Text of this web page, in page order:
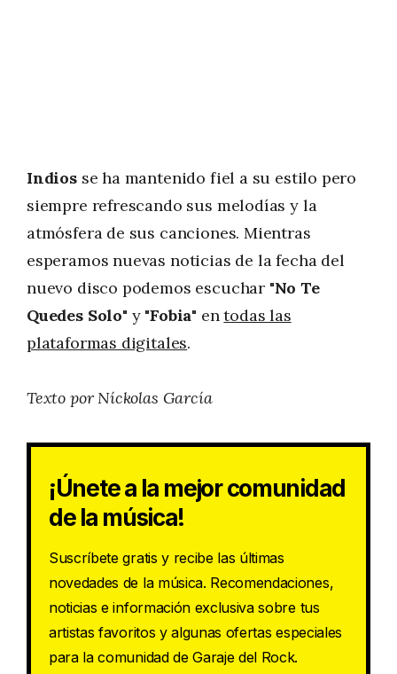
Indiosse ha mantenido fiel a su estilo pero
siempre refrescando sus melodías y la
atmósfera de sus canciones. Mientras
esperamos nuevas noticias de la fecha del
nuevo disco podemos escuchar"No Te
Quedes Solo" y "Fobia" entodas las
plataformas digitales.
Texto por Níckolas García
¡Únete a la mejor comunidad
de la música!
Suscríbete gratis y recibe las últimas
novedades de la música. Recomendaciones,
noticias e información exclusiva sobre tus
artistas favoritos y algunas ofertas especiales
para la comunidad de Garaje del Rock.